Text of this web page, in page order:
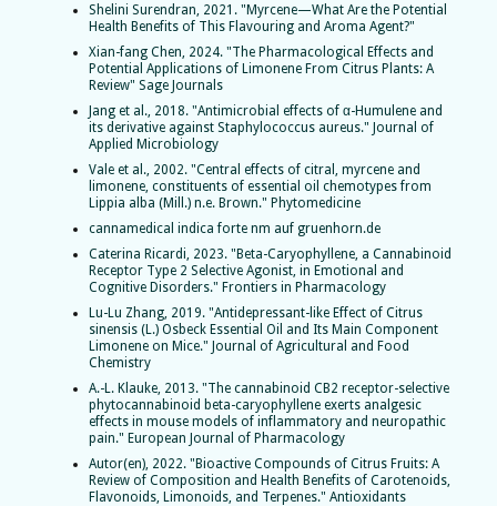
Shelini Surendran, 2021. "Myrcene—What Are the Potential
Health Benefits of This Flavouring and Aroma Agent?"
Xian-fang Chen, 2024. "The Pharmacological Effects and
Potential Applications of Limonene From Citrus Plants: A
Review" Sage Journals
Jang et al., 2018. "Antimicrobial effects of α-Humulene and
its derivative against Staphylococcus aureus." Journal of
Applied Microbiology
Vale et al., 2002. "Central effects of citral, myrcene and
limonene, constituents of essential oil chemotypes from
Lippia alba (Mill.) n.e. Brown." Phytomedicine
cannamedical indica forte nm auf gruenhorn.de
Caterina Ricardi, 2023. "Beta-Caryophyllene, a Cannabinoid
Receptor Type 2 Selective Agonist, in Emotional and
Cognitive Disorders." Frontiers in Pharmacology
Lu-Lu Zhang, 2019. "Antidepressant-like Effect of Citrus
sinensis (L.) Osbeck Essential Oil and Its Main Component
Limonene on Mice." Journal of Agricultural and Food
Chemistry
A.-L. Klauke, 2013. "The cannabinoid CB2 receptor-selective
phytocannabinoid beta-caryophyllene exerts analgesic
effects in mouse models of inflammatory and neuropathic
pain." European Journal of Pharmacology
Autor(en), 2022. "Bioactive Compounds of Citrus Fruits: A
Review of Composition and Health Benefits of Carotenoids,
Flavonoids, Limonoids, and Terpenes." Antioxidants